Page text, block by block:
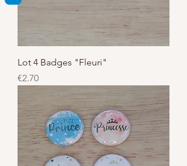
Lot 4 Badges "Fleuri"
Price
€2.70